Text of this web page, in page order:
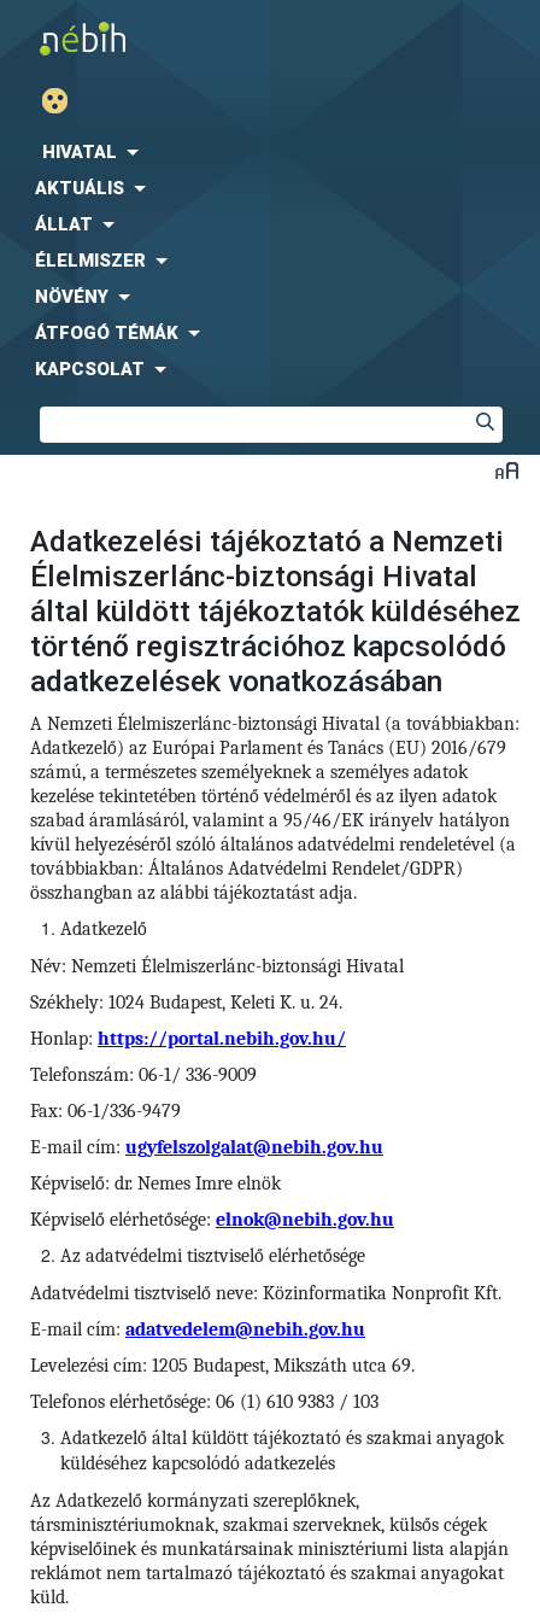
HIVATAL
AKTUÁLIS
ÁLLAT
ÉLELMISZER
NÖVÉNY
ÁTFOGÓ TÉMÁK
KAPCSOLAT
Adatkezelési tájékoztató a Nemzeti
Élelmiszerlánc-biztonsági Hivatal
által küldött tájékoztatók küldéséhez
történő regisztrációhoz kapcsolódó
adatkezelések vonatkozásában
A Nemzeti Élelmiszerlánc-biztonsági Hivatal (a továbbiakban:
Adatkezelő) az Európai Parlament és Tanács (EU) 2016/679
számú, a természetes személyeknek a személyes adatok
kezelése tekintetében történő védelméről és az ilyen adatok
szabad áramlásáról, valamint a 95/46/EK irányelv hatályon
kívül helyezéséről szóló általános adatvédelmi rendeletével (a
továbbiakban: Általános Adatvédelmi Rendelet/GDPR)
összhangban az alábbi tájékoztatást adja.
Adatkezelő
Név: Nemzeti Élelmiszerlánc-biztonsági Hivatal
Székhely: 1024 Budapest, Keleti K. u. 24.
Honlap: https://portal.nebih.gov.hu/
Telefonszám: 06-1/ 336-9009
Fax: 06-1/336-9479
E-mail cím: ugyfelszolgalat@nebih.gov.hu
Képviselő: dr. Nemes Imre elnök
Képviselő elérhetősége: elnok@nebih.gov.hu
Az adatvédelmi tisztviselő elérhetősége
Adatvédelmi tisztviselő neve: Közinformatika Nonprofit Kft.
E-mail cím: adatvedelem@nebih.gov.hu
Levelezési cím: 1205 Budapest, Mikszáth utca 69.
Telefonos elérhetősége: 06 (1) 610 9383 / 103
Adatkezelő által küldött tájékoztató és szakmai anyagok
küldéséhez kapcsolódó adatkezelés
Az Adatkezelő kormányzati szereplőknek,
társminisztériumoknak, szakmai szerveknek, külsős cégek
képviselőinek és munkatársainak minisztériumi lista alapján
reklámot nem tartalmazó tájékoztató és szakmai anyagokat
küld.